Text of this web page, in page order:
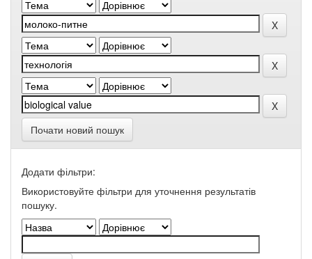
Почати новий пошук
Додати фільтри:
Використовуйте фільтри для уточнення результатів
пошуку.